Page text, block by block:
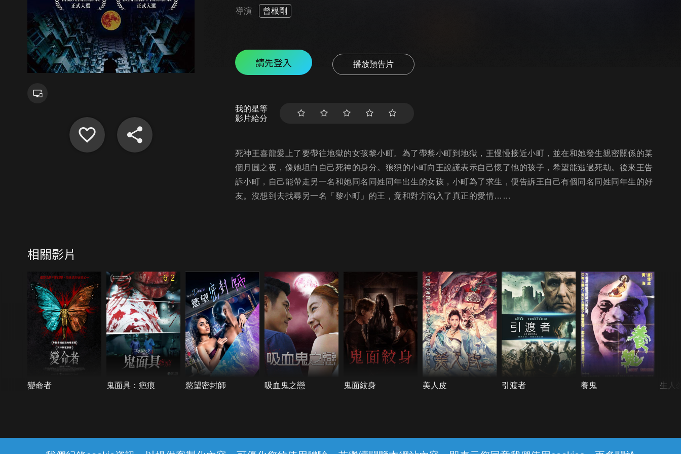
導演 曾根剛
請先登入 播放預告片
我的星等
影片給分
死神王喜龍愛上了要帶往地獄的女孩黎小町。為了帶黎小町到地獄，王慢慢接近小町，並在和她發生親密關係的某
個月圓之夜，像她坦白自己死神的身分。狼狽的小町向王說謊表示自己懷了他的孩子，希望能逃過死劫。後來王告
訴小町，自己能帶走另一名和她同名同姓同年出生的女孩，小町為了求生，便告訴王自己有個同名同姓同年生的好
友。沒想到去找尋另一名「黎小町」的王，竟和對方陷入了真正的愛情……
相關影片
變命者
6.2
鬼面具：疤痕 慾望密封師 吸血鬼之戀 鬼面紋身 美人皮 引渡者 養鬼 生人
線上客服 服務條款 隱私權保護